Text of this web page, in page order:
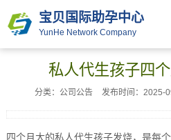
宝贝国际助孕中心
YunHe Network Company
私人代生孩子四
分类：公司公告 发布时间：2025-
四个月大的私人代生孩子发烧，是每